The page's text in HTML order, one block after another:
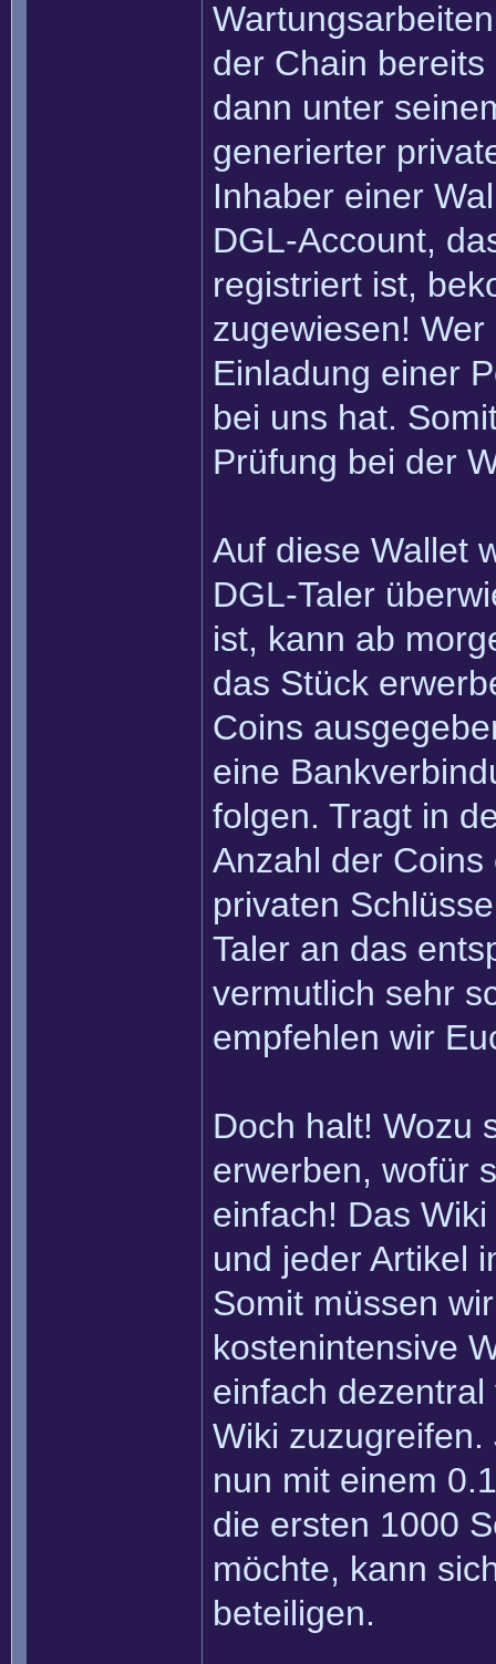
der Chain
dann unter
generierter
Inhaber einer
DGL-Account,
registriert ist,
zugewiesen!
Einladung einer
bei uns hat.
Prüfung bei der
Auf diese Wallet
DGL-Taler
ist, kann ab
das Stück
Coins
eine
folgen. Tragt in
Anzahl der
privaten
Taler an das
vermutlich sehr
empfehlen wir
Doch halt! Wozu
erwerben, wofür
einfach! Das
und jeder Artikel
Somit müssen
kostenintensive
einfach
Wiki
nun mit einem
die ersten 1000
möchte, kann
beteiligen.